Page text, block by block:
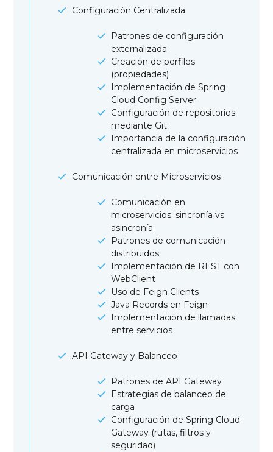
Configuración Centralizada
Patrones de configuración
externalizada
Creación de perfiles
(propiedades)
Implementación de Spring
Cloud Config Server
Configuración de repositorios
mediante Git
Importancia de la configuración
centralizada en microservicios
Comunicación entre Microservicios
Comunicación en
microservicios: sincronía vs
asincronía
Patrones de comunicación
distribuidos
Implementación de REST con
WebClient
Uso de Feign Clients
Java Records en Feign
Implementación de llamadas
entre servicios
API Gateway y Balanceo
Patrones de API Gateway
Estrategias de balanceo de
carga
Configuración de Spring Cloud
Gateway (rutas, filtros y
seguridad)